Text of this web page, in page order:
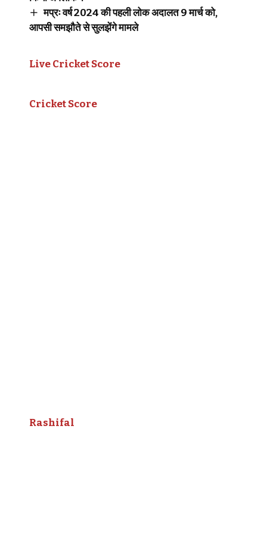
मप्रः वर्ष 2024 की पहली लोक अदालत 9 मार्च को,
आपसी समझौते से सुलझेंगे मामले
Live Cricket Score
Cricket Score
Rashifal